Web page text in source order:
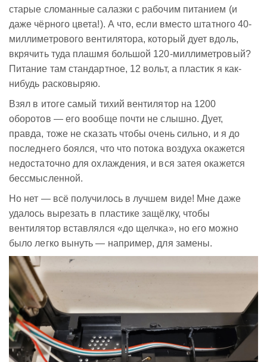
старые сломанные салазки с рабочим питанием (и
даже чёрного цвета!). А что, если вместо штатного 40-
миллиметрового вентилятора, который дует вдоль,
вкрячить туда плашмя большой 120-миллиметровый?
Питание там стандартное, 12 вольт, а пластик я как-
нибудь расковыряю.
Взял в итоге самый тихий вентилятор на 1200
оборотов — его вообще почти не слышно. Дует,
правда, тоже не сказать чтобы очень сильно, и я до
последнего боялся, что что потока воздуха окажется
недостаточно для охлаждения, и вся затея окажется
бессмысленной.
Но нет — всё получилось в лучшем виде! Мне даже
удалось вырезать в пластике защёлку, чтобы
вентилятор вставлялся «до щелчка», но его можно
было легко вынуть — например, для замены.